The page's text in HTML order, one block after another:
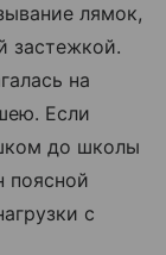
лямок,
застежкой.
на
Если
до школы
поясной
с